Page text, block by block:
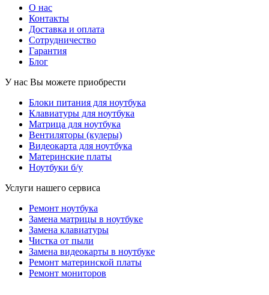
О нас
Контакты
Доставка и оплата
Сотрудничество
Гарантия
Блог
У нас Вы можете приобрести
Блоки питания для ноутбука
Клавиатуры для ноутбука
Матрица для ноутбука
Вентиляторы (кулеры)
Видеокарта для ноутбука
Материнские платы
Ноутбуки б/у
Услуги нашего сервиса
Ремонт ноутбука
Замена матрицы в ноутбуке
Замена клавиатуры
Чистка от пыли
Замена видеокарты в ноутбуке
Ремонт материнской платы
Ремонт мониторов